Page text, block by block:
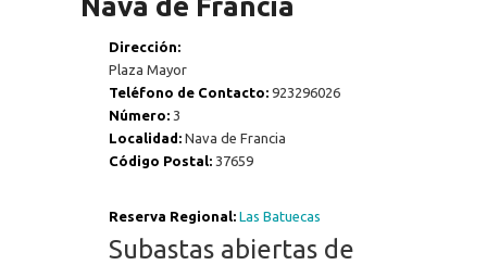
Dirección:
Plaza Mayor
Teléfono de Contacto: 923296026
Número: 3
Localidad: Nava de Francia
Código Postal: 37659
Reserva Regional: Las Batuecas
Subastas abiertas de